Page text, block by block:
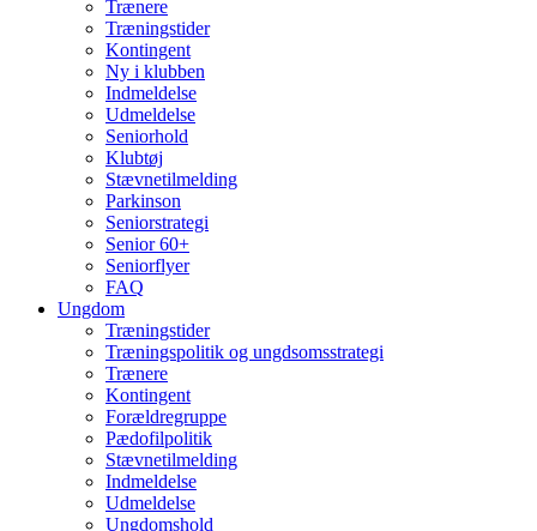
Trænere
Træningstider
Kontingent
Ny i klubben
Indmeldelse
Udmeldelse
Seniorhold
Klubtøj
Stævnetilmelding
Parkinson
Seniorstrategi
Senior 60+
Seniorflyer
FAQ
Ungdom
Træningstider
Træningspolitik og ungdsomsstrategi
Trænere
Kontingent
Forældregruppe
Pædofilpolitik
Stævnetilmelding
Indmeldelse
Udmeldelse
Ungdomshold